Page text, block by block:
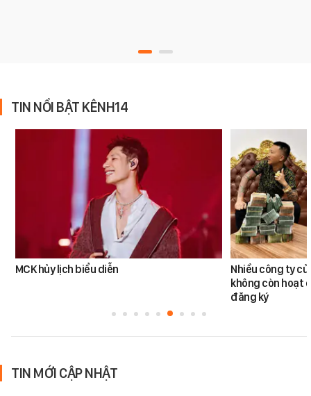
TIN NỔI BẬT KÊNH14
MCK hủy lịch biểu diễn
Nhiều công ty
không còn hoạt
đăng ký
TIN MỚI CẬP NHẬT